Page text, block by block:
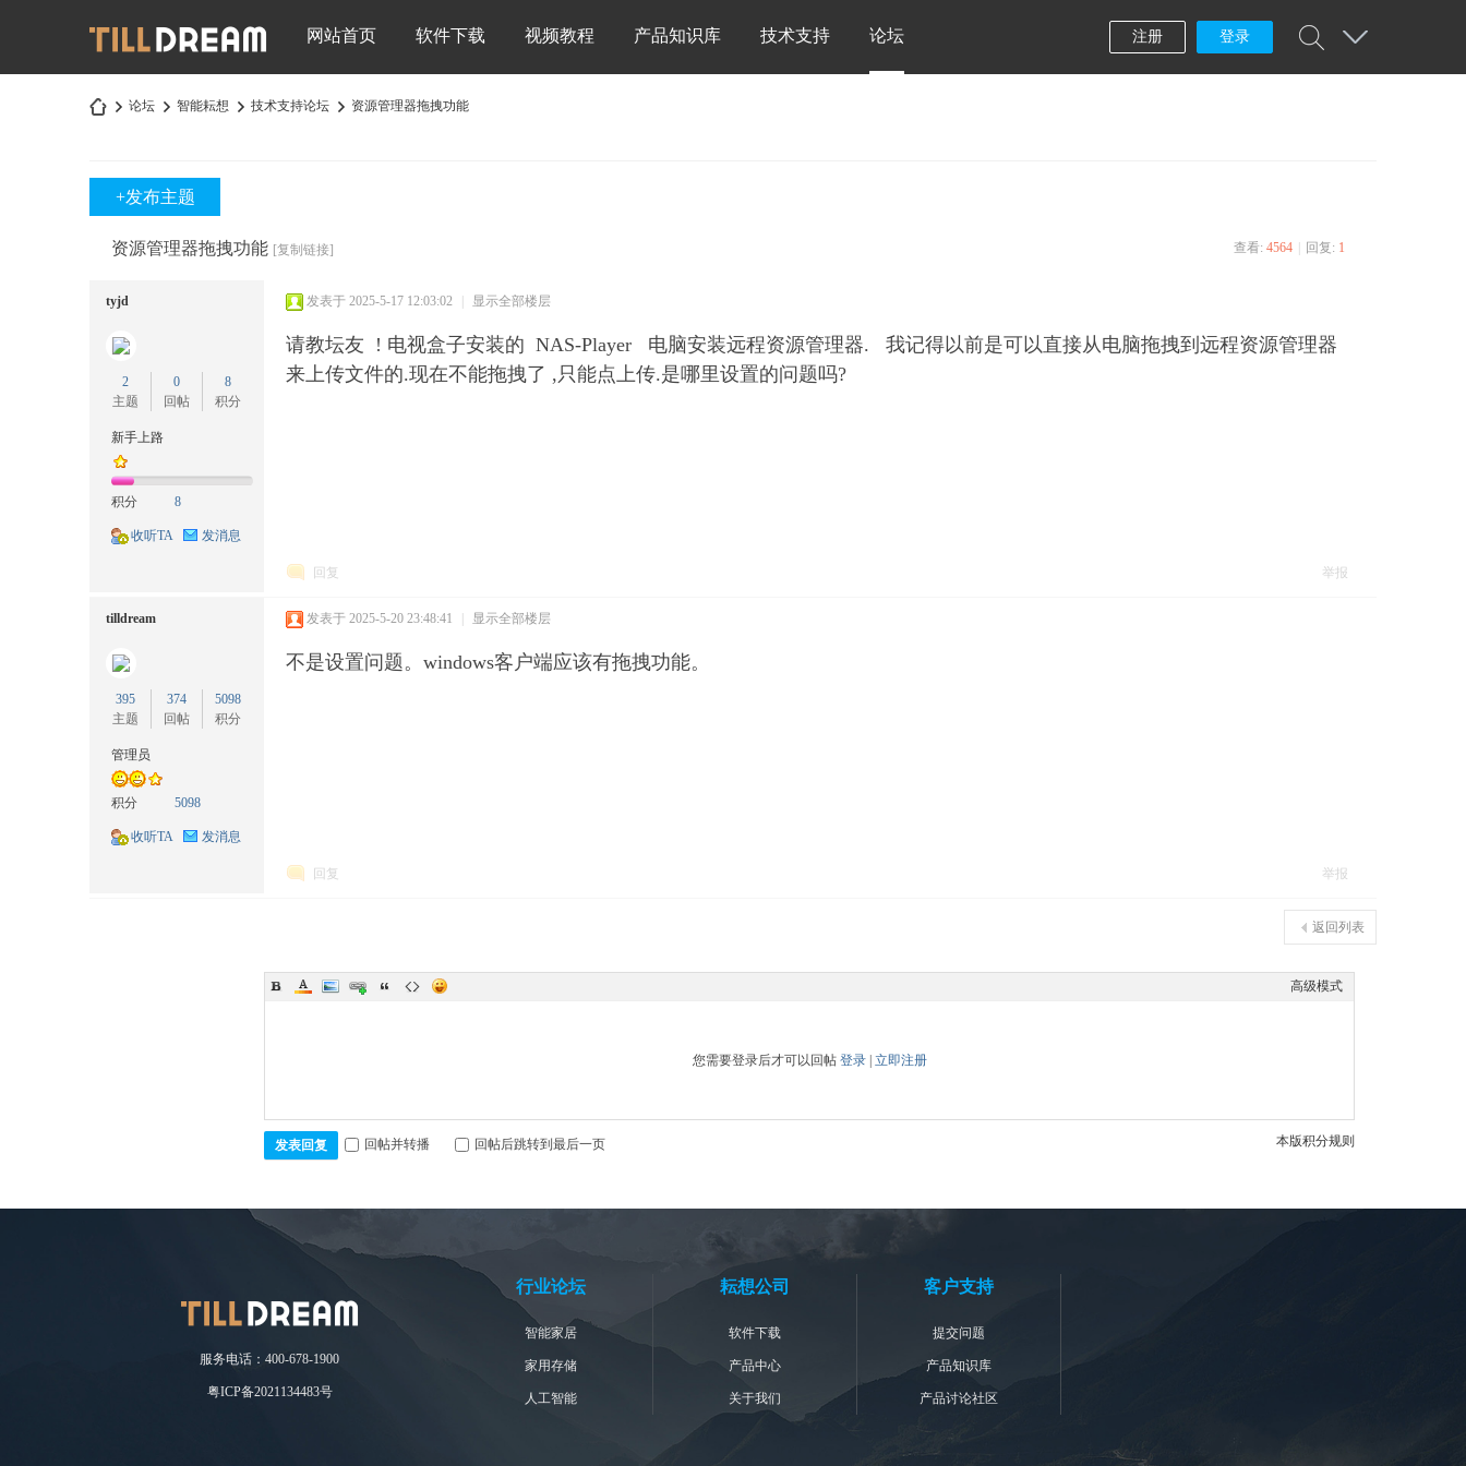
网站首页 软件下载 视频教程 产品知识库 技术支持 论坛 注册 登录
论坛
›
智能耘想 技术支持论坛 资源管理器拖拽功能
+发布主题
资源管理器拖拽功能 [复制链接] 查看: 4564 回复: 1
tyjd
2
主题
0
回帖
8
积分
新手上路
积分 8
收听TA 发消息
发表于 2025-5-17 12:03:02 显示全部楼层
请教坛友 ! 电视盒子安装的 NAS-Player 电脑安装远程资源管理器. 我记得以前是可以直接从电脑拖拽到远程资源管理器
来上传文件的.现在不能拖拽了 ,只能点上传.是哪里设置的问题吗?
回复 举报
tilldream
395
主题
374
回帖
5098
积分
管理员
积分 5098
收听TA 发消息
发表于 2025-5-20 23:48:41 显示全部楼层
不是设置问题。windows客户端应该有拖拽功能。
回复 举报
返回列表
高级模式
您需要登录后才可以回帖 登录| 立即注册
本版积分规则
发表回复 回帖并转播 回帖后跳转到最后一页
服务电话：400-678-1900
粤ICP备2021134483号
行业论坛
智能家居
家用存储
人工智能
耘想公司
软件下载
产品中心
关于我们
客户支持
提交问题
产品知识库
产品讨论社区